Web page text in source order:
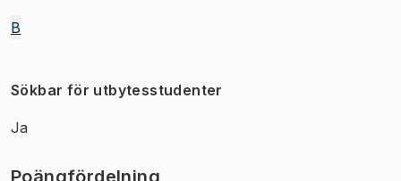
B
Sökbar för utbytesstudenter
Ja
Poängfördelning